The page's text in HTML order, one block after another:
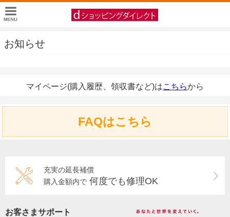
お知らせ
マイページ(購入履歴、領収書など)はこちらから
FAQはこちら
充実の延長補償
購入金額内で 何度でも修理OK
お客さまサポート